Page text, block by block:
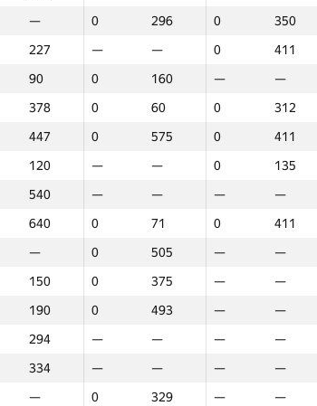
— 0 296 0 350
227 — — 0 411
90 0 160 — —
378 0 60 0 312
447 0 575 0 411
120 — — 0 135
540 — — — —
640 0 71 0 411
— 0 505 — —
150 0 375 — —
190 0 493 — —
294 — — — —
334 — — — —
— 0 329 — —
GP30 Վայր